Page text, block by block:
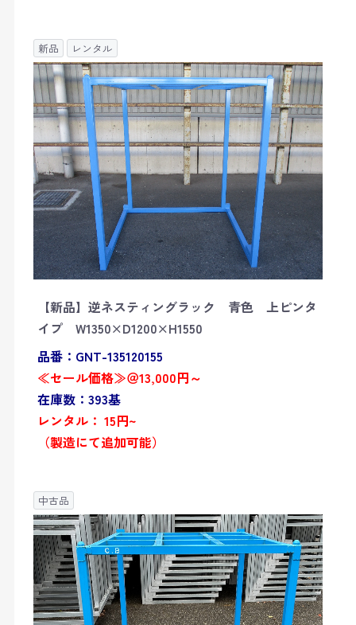
新品 レンタル
【新品】逆ネスティングラック 青色 上ピンタ
イプ W1350×D1200×H1550
品番：GNT-135120155
≪セール価格≫＠13,000円～
在庫数：393基
レンタル： 15円~
（製造にて追加可能）
中古品